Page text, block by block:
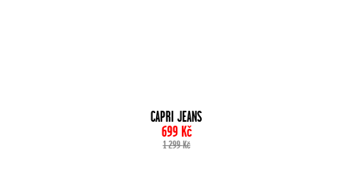
CAPRI JEANS
699Kč
1 299Kč